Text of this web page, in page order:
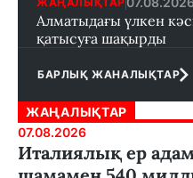
Алматыдағы үлкен
қатысуға шақырды
БАРЛЫҚ ЖАНАЛЫҚТАР
ЖАҢАЛЫҚТАР
07.08.2026
Италиялық ер